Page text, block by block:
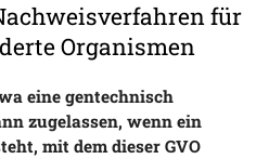
für
Organismen
eine gentechnisch
zugelassen, wenn ein
mit dem dieser GVO